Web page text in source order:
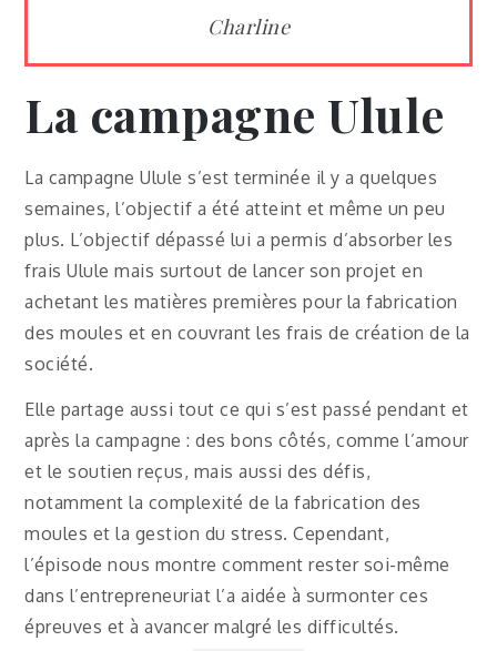
Charline
La campagne Ulule
La campagne Ulule s’est terminée il y a quelques
semaines, l’objectif a été atteint et même un peu
plus. L’objectif dépassé lui a permis d’absorber les
frais Ulule mais surtout de lancer son projet en
achetant les matières premières pour la fabrication
des moules et en couvrant les frais de création de la
société.
Elle partage aussi tout ce qui s’est passé pendant et
après la campagne : des bons côtés, comme l’amour
et le soutien reçus, mais aussi des défis,
notamment la complexité de la fabrication des
moules et la gestion du stress. Cependant,
l’épisode nous montre comment rester soi-même
dans l’entrepreneuriat l’a aidée à surmonter ces
épreuves et à avancer malgré les difficultés.